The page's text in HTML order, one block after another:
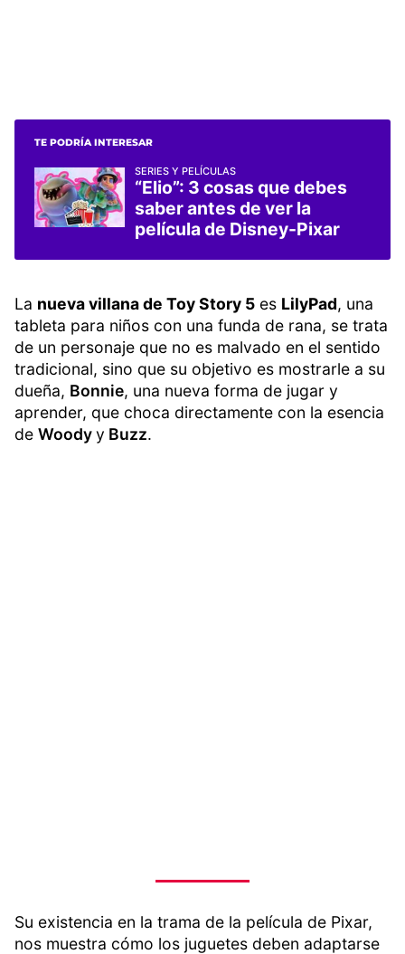
TE PODRÍA INTERESAR
SERIES Y PELÍCULAS
“Elio”: 3 cosas que debes
saber antes de ver la
película de Disney-Pixar
La nueva villana de Toy Story 5 es LilyPad, una
tableta para niños con una funda de rana, se trata
de un personaje que no es malvado en el sentido
tradicional, sino que su objetivo es mostrarle a su
dueña, Bonnie, una nueva forma de jugar y
aprender, que choca directamente con la esencia
de Woodyy Buzz.
Su existencia en la trama de la película de Pixar,
nos muestra cómo los juguetes deben adaptarse